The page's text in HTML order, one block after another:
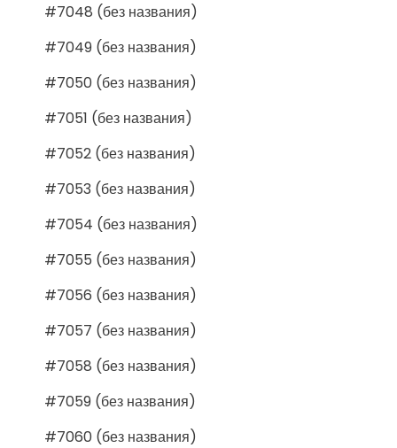
#7048 (без названия)
#7049 (без названия)
#7050 (без названия)
#7051 (без названия)
#7052 (без названия)
#7053 (без названия)
#7054 (без названия)
#7055 (без названия)
#7056 (без названия)
#7057 (без названия)
#7058 (без названия)
#7059 (без названия)
#7060 (без названия)